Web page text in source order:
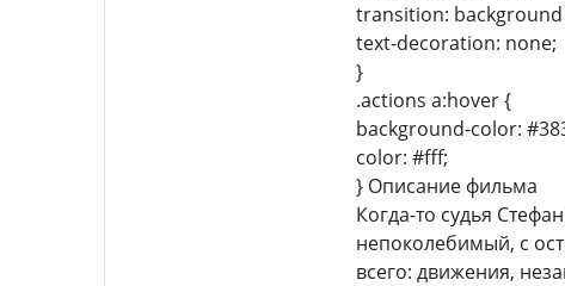
transition: background
text-decoration: none;
}
.actions a:hover {
background-color:
color: #fff;
} Описание фильма
Когда-то судья
непоколебимый, с
всего: движения,